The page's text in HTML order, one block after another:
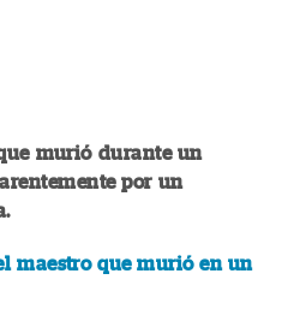
murió durante un
por un
maestro que murió en un